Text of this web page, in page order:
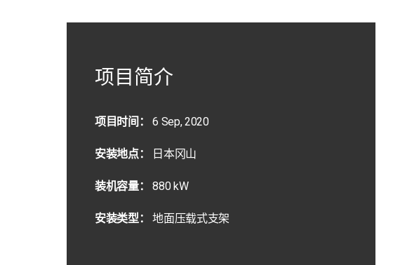
项目简介
项目时间： 6 Sep, 2020
安装地点： 日本冈山
装机容量： 880 kW
安装类型： 地面压载式支架